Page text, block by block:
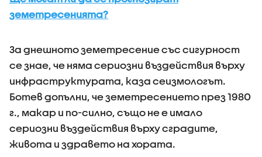
земетресенията?
За днешното земетресение със сигурност
се знае, че няма сериозни въздействия върху
инфраструктурата, каза сеизмологът.
Ботев допълни, че земетресението през 1980
г., макар и по-силно, също не е имало
сериозни въздействия върху сградите,
живота и здравето на хората.